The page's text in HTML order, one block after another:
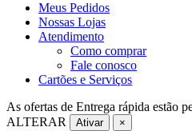
Meus Pedidos
Nossas Lojas
Atendimento
Como comprar
Fale conosco
Cartões e Serviços
As ofertas de Entrega rápida estão
ALTERAR
Ativar ×